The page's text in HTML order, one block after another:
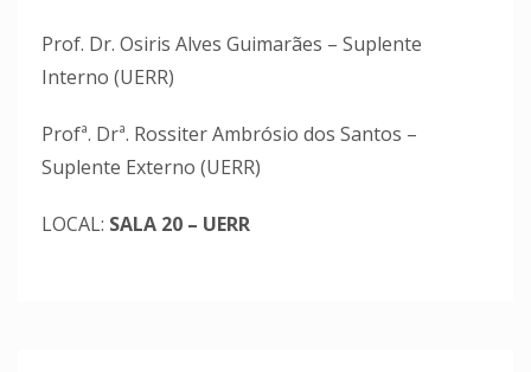
Prof. Dr. Osiris Alves Guimarães – Suplente
Interno (UERR)
Profª. Drª. Rossiter Ambrósio dos Santos –
Suplente Externo (UERR)
LOCAL: SALA 20 – UERR